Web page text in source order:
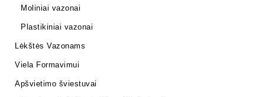
Moliniai vazonai
Plastikiniai vazonai
Lėkštės Vazonams
Viela Formavimui
Apšvietimo šviestuvai